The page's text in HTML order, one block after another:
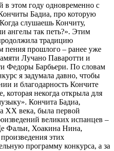
этом году одновременно с
Бадиа, про которую
слушаешь Кончиту,
ангелы так петь?». Этим
традицию
пения прошлого – ранее уже
Лучано Паваротти и
Федоры Барбьери. По словам
я задумала давно, чтобы
и благодарность Кончите
которая некогда открыла для
Кончита Бадиа,
XX века, была первой
великих испанцев –
Фальи, Хоакина Нина,
этих
программу конкурса, а за